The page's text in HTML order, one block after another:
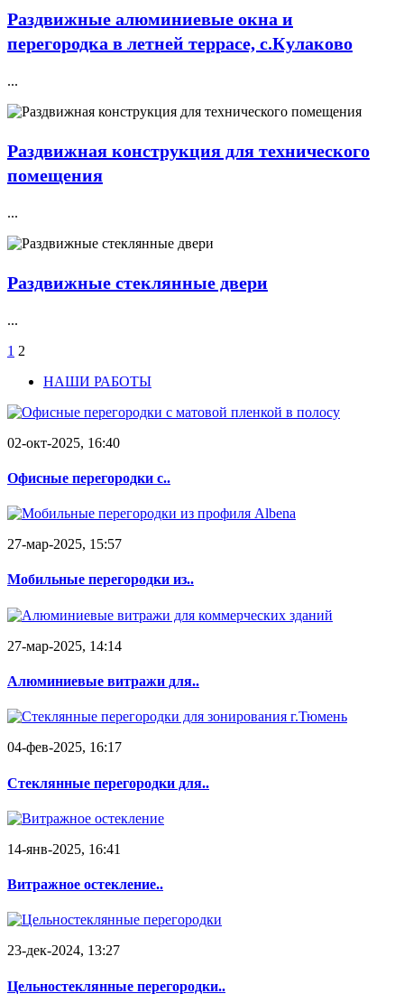
Раздвижные алюминиевые окна и
перегородка в летней террасе, с.Кулаково
...
Раздвижная конструкция для технического
помещения
...
Раздвижные стеклянные двери
...
1 2
НАШИ РАБОТЫ
02-окт-2025, 16:40
Офисные перегородки с..
27-мар-2025, 15:57
Мобильные перегородки из..
27-мар-2025, 14:14
Алюминиевые витражи для..
04-фев-2025, 16:17
Стеклянные перегородки для..
14-янв-2025, 16:41
Витражное остекление..
23-дек-2024, 13:27
Цельностеклянные перегородки..